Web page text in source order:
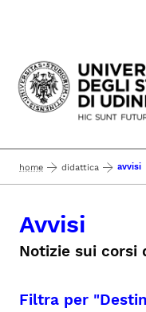
Passa al
home didattica avvisi
Avvisi
Notizie sui corsi
Filtra per